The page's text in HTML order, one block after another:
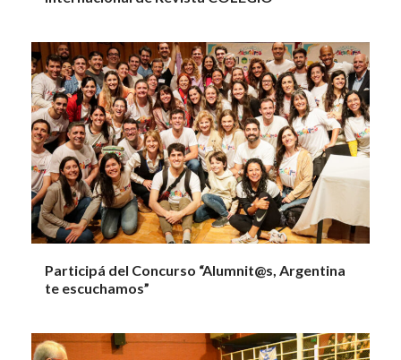
Participá del Concurso “Alumnit@s, Argentina
te escuchamos”